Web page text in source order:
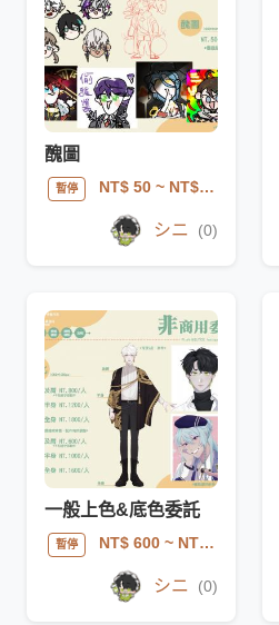
醜圖
暫停 NT$ 50~ NT$ 200
シニ (0)
一般上色&底色委託
暫停 NT$ 600~ NT$ 1800
シニ (0)